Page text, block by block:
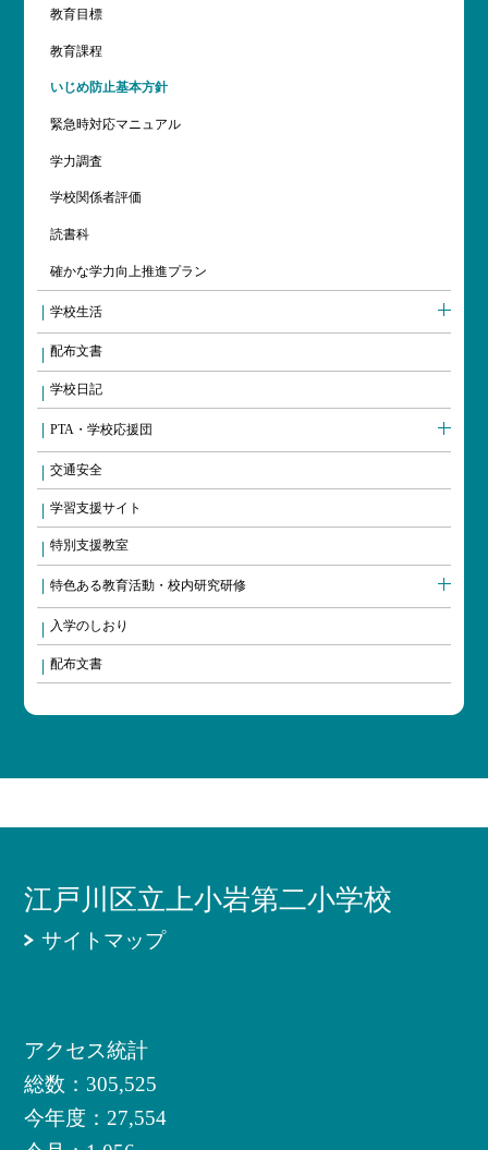
教育目標
教育課程
いじめ防止基本方針
緊急時対応マニュアル
学力調査
学校関係者評価
読書科
確かな学力向上推進プラン
学校生活
配布文書
学校日記
PTA・学校応援団
交通安全
学習支援サイト
特別支援教室
特色ある教育活動・校内研究研修
入学のしおり
配布文書
江戸川区立上小岩第二小学校
サイトマップ
アクセス統計
総数： 305,525
今年度： 27,554